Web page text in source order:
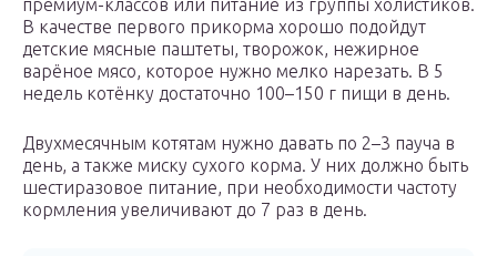
премиум-классов или питание из группы холистиков.
В качестве первого прикорма хорошо подойдут
детские мясные паштеты, творожок, нежирное
варёное мясо, которое нужно мелко нарезать. В 5
недель котёнку достаточно 100–150 г пищи в день.
Двухмесячным котятам нужно давать по 2–3 пауча в
день, а также миску сухого корма. У них должно быть
шестиразовое питание, при необходимости частоту
кормления увеличивают до 7 раз в день.